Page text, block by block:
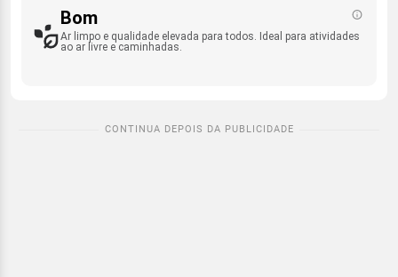
Bom
Ar limpo e qualidade elevada para todos. Ideal para atividades
ao ar livre e caminhadas.